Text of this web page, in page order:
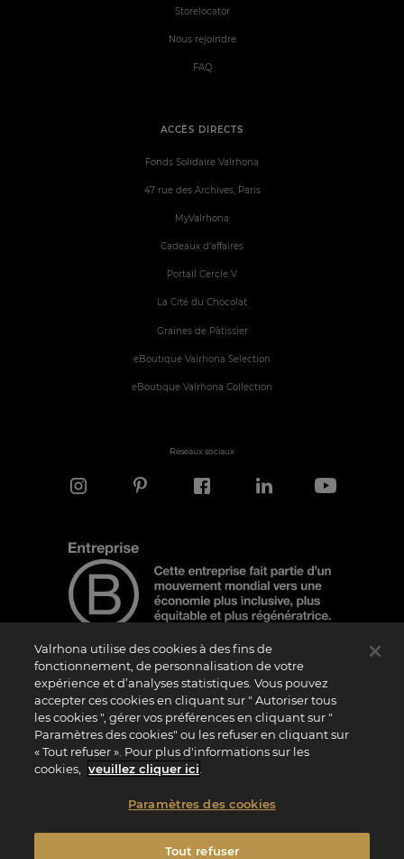
ACCÈS DIRECTS
Fonds Solidaire Valrhona
47 rue des Archives, Paris
MyValrhona
Cadeaux d'affaires
Portail Cercle V
La Cité du Chocolat
Graines de Pâtissier
eBoutique Valrhona Selection
eBoutique Valrhona Collection
Storelocator
Nous rejoindre
FAQ
Réseaux sociaux
Note d'information
Le logo “Certified B Corporation” est attribué par B Lab, une organisation privée à
but non lucratif, aux entreprises qui, comme la nôtre, ont réalisé avec succès le B
Impact Assessment (“BIA”) et répondent aux exigences de B Lab en matière de
performance sociale et environnementale, de responsabilité et de transparence. Il
est précisé que B Lab n’est pas un organisme d’évaluation de la conformité au sens
du règlement (UE) n° 765/2008, ni un organisme de normalisation national,
ou d’autres organismes de normalisation, et ils ne sont pas ratifiés par des
Valrhona utilise des cookies à des fins de
fonctionnement, de personnalisation de votre
expérience et d’analyses statistiques. Vous pouvez
accepter ces cookies en cliquant sur " Autoriser tous
les cookies ", gérer vos préférences en cliquant sur "
Paramètres des cookies" ou les refuser en cliquant sur
« Tout refuser ». Pour plus d'informations sur les
cookies,
veuillez cliquer ici
Paramètres des cookies
Tout refuser